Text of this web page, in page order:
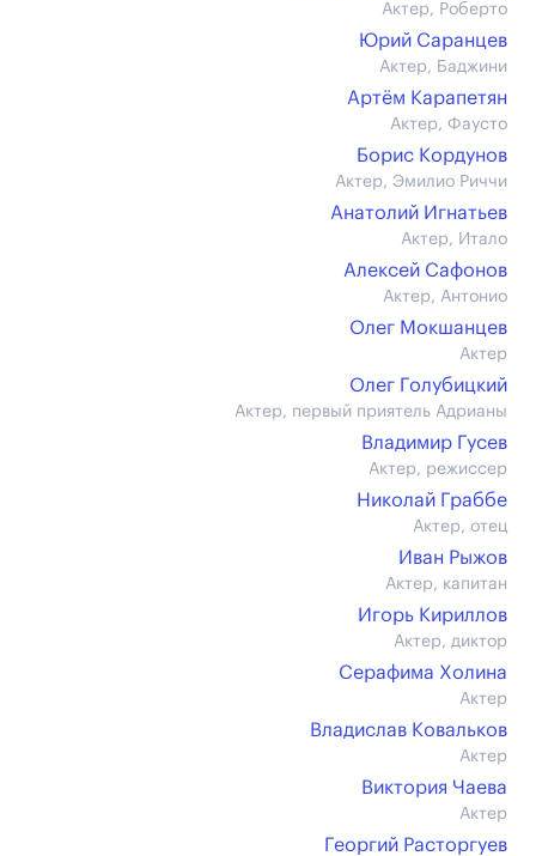
Актер, Роберто
Юрий Саранцев
Актер, Баджини
Артём Карапетян
Актер, Фаусто
Борис Кордунов
Актер, Эмилио Риччи
Анатолий Игнатьев
Актер, Итало
Алексей Сафонов
Актер, Антонио
Олег Мокшанцев
Актер
Олег Голубицкий
Актер, первый приятель Адрианы
Владимир Гусев
Актер, режиссер
Николай Граббе
Актер, отец
Иван Рыжов
Актер, капитан
Игорь Кириллов
Актер, диктор
Серафима Холина
Актер
Владислав Ковальков
Актер
Виктория Чаева
Актер
Георгий Расторгуев